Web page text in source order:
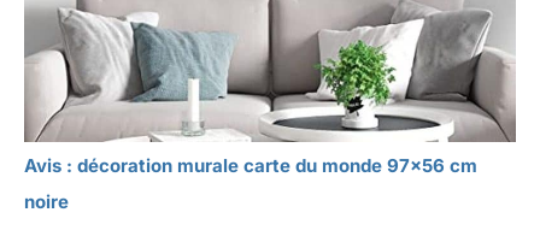
Avis : décoration murale carte du monde 97×56 cm
noire